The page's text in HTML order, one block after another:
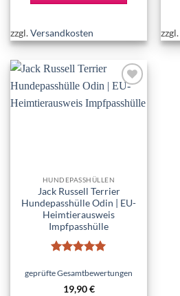
zzgl.Versandkosten zzgl.
wishlist
HUNDEPASSHÜLLEN
Jack Russell Terrier
Hundepasshülle Odin | EU-
Heimtierausweis
Impfpasshülle
mit5von
geprüfte Gesamtbewertungen
19,90€